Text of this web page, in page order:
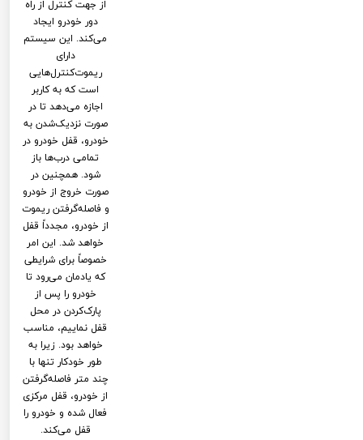
از جهت کنترل از راه
دور خودرو ایجاد
می‌کند. این سیستم
دارای
ریموت‌کنترل‌هایی
است که به کاربر
اجازه می‌دهد تا در
صورت نزدیک‌شدن به
خودرو، قفل خودرو در
تمامی درب‌ها باز
شود. همچنین در
صورت خروج از خودرو
و فاصله‌گرفتن ریموت
از خودرو، مجدداً قفل
خواهد شد. این امر
خصوصاً برای شرایطی
که یادمان می‌رود تا
خودرو را پس از
پارک‌کردن در محل
قفل نماییم، مناسب
خواهد بود. زیرا به
طور خودکار تنها با
چند متر فاصله‌گرفتن
از خودرو، قفل مرکزی
فعال شده و خودرو را
قفل می‌کند.